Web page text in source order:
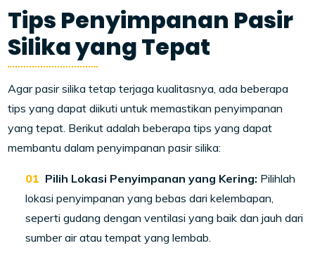
Tips Penyimpanan Pasir
Silika yang Tepat
Agar pasir silika tetap terjaga kualitasnya, ada beberapa
tips yang dapat diikuti untuk memastikan penyimpanan
yang tepat. Berikut adalah beberapa tips yang dapat
membantu dalam penyimpanan pasir silika:
Pilih Lokasi Penyimpanan yang Kering: Pilihlah
lokasi penyimpanan yang bebas dari kelembapan,
seperti gudang dengan ventilasi yang baik dan jauh dari
sumber air atau tempat yang lembab.